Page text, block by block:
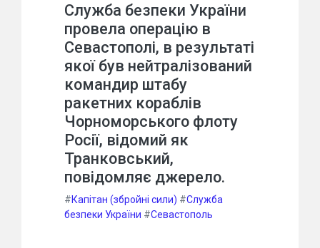
Служба безпеки України
провела операцію в
Севастополі, в результаті
якої був нейтралізований
командир штабу
ракетних кораблів
Чорноморського флоту
Росії, відомий як
Транковський,
повідомляє джерело.
#Капітан (збройні сили) #Служба
безпеки України #Севастополь